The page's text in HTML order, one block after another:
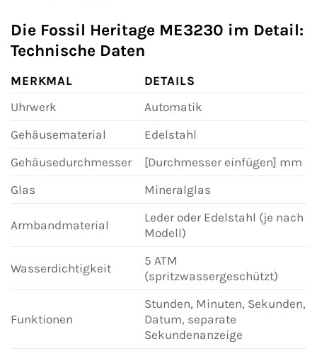
Die Fossil Heritage ME3230 im Detail:
Technische Daten
MERKMAL
DETAILS
Uhrwerk
Automatik
Gehäusematerial
Edelstahl
Gehäusedurchmesser
[Durchmesser einfügen] mm
Glas
Mineralglas
Armbandmaterial
Leder oder Edelstahl (je nach
Modell)
Wasserdichtigkeit
5 ATM
(spritzwassergeschützt)
Funktionen
Stunden, Minuten, Sekunden,
Datum, separate
Sekundenanzeige